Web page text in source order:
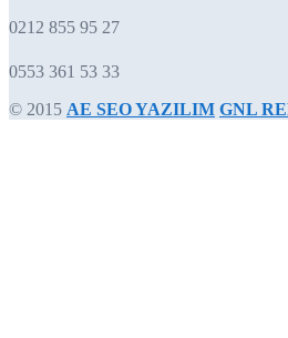
0212 855 95 27
0553 361 53 33
© 2015 AE SEO YAZILIM GNL